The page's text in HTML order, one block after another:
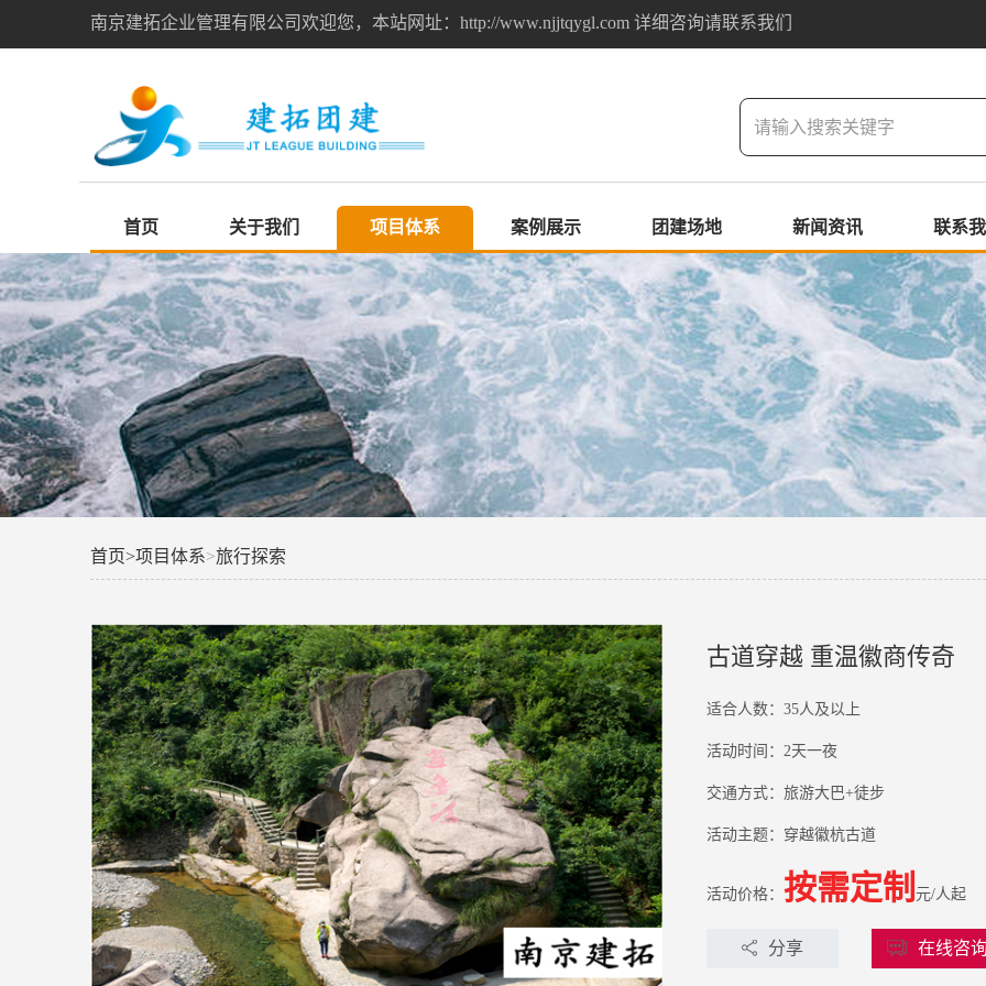
南京建拓企业管理有限公司欢迎您，本站网址：http://www.njjtqygl.com 详细咨询请联系我们
首页 关于我们 项目体系 案例展示 团建场地 新闻资讯 联系
首页>项目体系>旅行探索
古道穿越 重温徽商传奇
适合人数： 35人及以上
活动时间： 2天一夜
交通方式： 旅游大巴+徒步
活动主题： 穿越徽杭古道
活动价格： 按需定制 元/人起
分享 在线咨